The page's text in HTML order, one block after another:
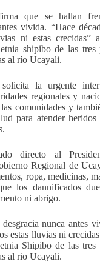
que se hallan
vivida. “Hace
ni estas crecidas”
shipibo de las tres
al río Ucayali.
la urgente
regionales y
comunidades y
para atender
directo al
Regional de
ropa, medicinas,
los dannificados
ni abrigo.
desgracia nunca antes
estas lluvias ni
Shipibo de las tres
al rio Ucayali.